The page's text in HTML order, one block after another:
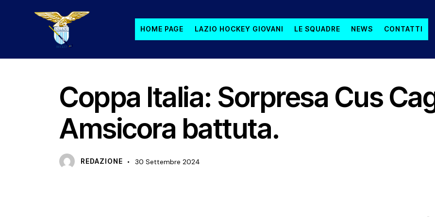
HOME PAGE LAZIO HOCKEY GIOVANI LE SQUADRE NEWS CONTATTI
Coppa Italia: Sorpresa Cus
Amsicora battuta.
REDAZIONE 30 Settembre 2024